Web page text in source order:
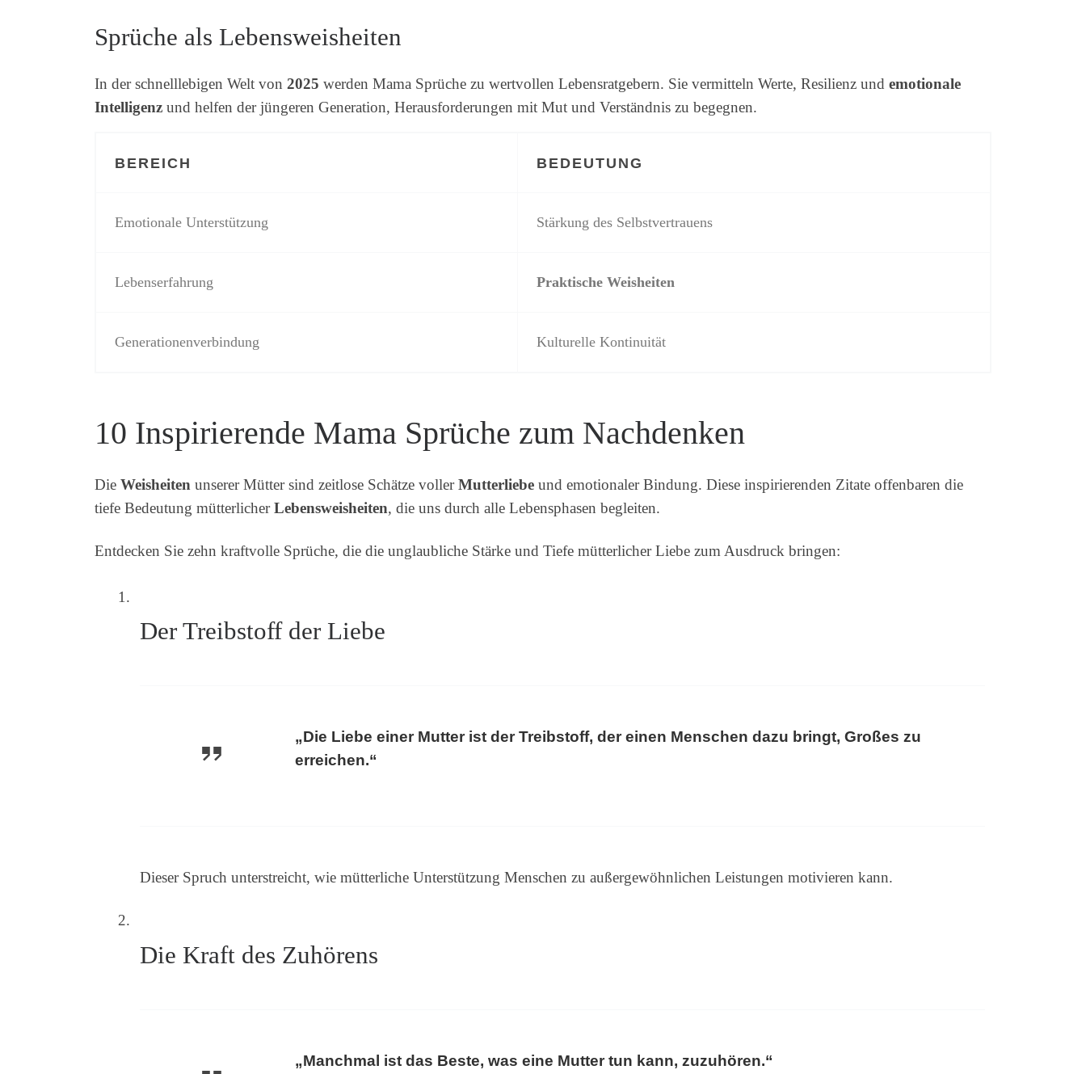
Sprüche als Lebensweisheiten
In der schnelllebigen Welt von 2025 werden Mama Sprüche zu wertvollen Lebensratgebern. Sie vermitteln Werte, Resilienz und emotionale
Intelligenz und helfen der jüngeren Generation, Herausforderungen mit Mut und Verständnis zu begegnen.
BEREICH BEDEUTUNG
Emotionale Unterstützung Stärkung des Selbstvertrauens
Lebenserfahrung Praktische Weisheiten
Generationenverbindung Kulturelle Kontinuität
10 Inspirierende Mama Sprüche zum Nachdenken
Die Weisheiten unserer Mütter sind zeitlose Schätze vollerMutterliebe und emotionaler Bindung. Diese inspirierenden Zitate offenbaren die
tiefe Bedeutung mütterlicherLebensweisheiten, die uns durch alle Lebensphasen begleiten.
Entdecken Sie zehn kraftvolle Sprüche, die die unglaubliche Stärke und Tiefe mütterlicher Liebe zum Ausdruck bringen:
Der Treibstoff der Liebe
„Die Liebe einer Mutter ist der Treibstoff, der einen Menschen dazu bringt, Großes zu
erreichen.“
Dieser Spruch unterstreicht, wie mütterliche Unterstützung Menschen zu außergewöhnlichen Leistungen motivieren kann.
Die Kraft des Zuhörens
„Manchmal ist das Beste, was eine Mutter tun kann, zuzuhören.“